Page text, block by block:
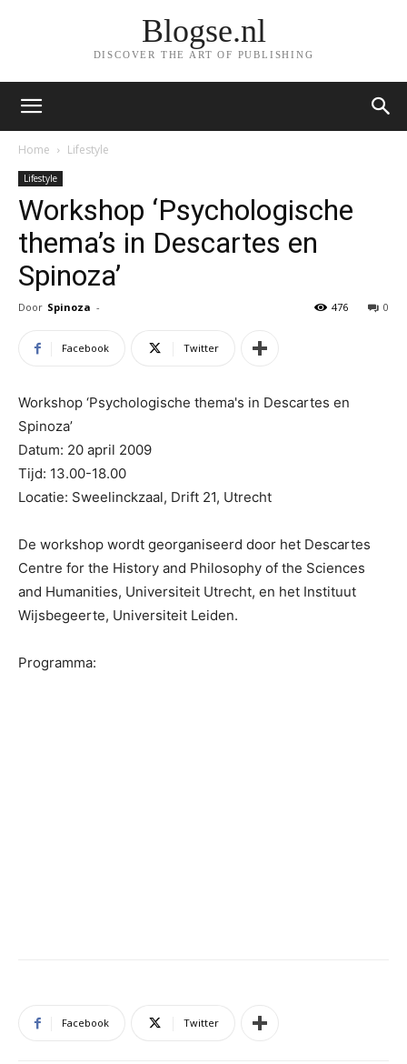
Blogse.nl
DISCOVER THE ART OF PUBLISHING
Home Lifestyle
Lifestyle
Workshop ‘Psychologische
thema’s in Descartes en
Spinoza’
Door Spinoza - 0
476
Facebook Twitter
Workshop ‘Psychologische thema's in Descartes en
Spinoza’
Datum: 20 april 2009
Tijd: 13.00-18.00
Locatie: Sweelinckzaal, Drift 21, Utrecht
De workshop wordt georganiseerd door het Descartes
Centre for the History and Philosophy of the Sciences
and Humanities, Universiteit Utrecht, en het Instituut
Wijsbegeerte, Universiteit Leiden.
Programma:
Facebook Twitter